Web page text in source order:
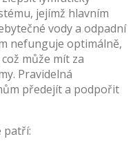
jejímž hlavním
vody a odpadní
nefunguje optimálně,
může mít za
Pravidelná
předejít a podpořit
patří: